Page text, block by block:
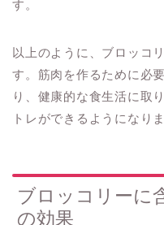
す。
以上のように、ブロッコ
す。筋肉を作るために必
り、健康的な食生活に取
トレができるようになりま
ブロッコリーに
の効果